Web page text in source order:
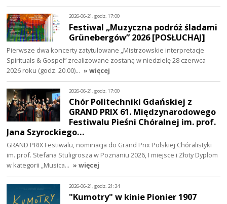
2026-06-21, godz. 17:00
Festiwal „Muzyczna podróż śladami
Grünebergów” 2026 [POSŁUCHAJ]
Pierwsze dwa koncerty zatytułowane „Mistrzowskie interpretacje
Spirituals & Gospel” zrealizowane zostaną w niedzielę 28 czerwca
2026 roku (godz. 20.00)… » więcej
2026-06-21, godz. 17:00
Chór Politechniki Gdańskiej z
GRAND PRIX 61. Międzynarodowego
Festiwalu Pieśni Chóralnej im. prof.
Jana Szyrockiego…
GRAND PRIX Festiwalu, nominacja do Grand Prix Polskiej Chóralistyki
im. prof. Stefana Stuligrosza w Poznaniu 2026, I miejsce i Złoty Dyplom
w kategorii „Musica… » więcej
2026-06-21, godz. 21:34
"Kumotry" w kinie Pionier 1907